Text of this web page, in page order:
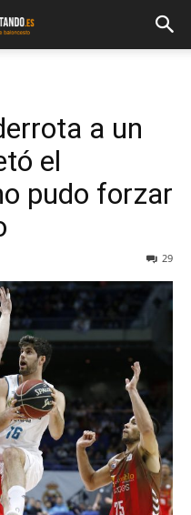
a un
el
pudo forzar
29